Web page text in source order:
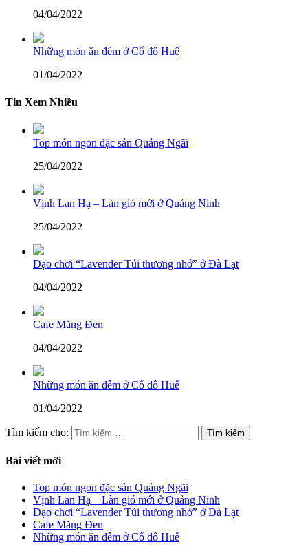
04/04/2022
Những món ăn đêm ở Cố đô Huế
01/04/2022
Tin Xem Nhiều
Top món ngon đặc sản Quảng Ngãi
25/04/2022
Vịnh Lan Hạ – Làn gió mới ở Quảng Ninh
25/04/2022
Dạo chơi “Lavender Túi thương nhớ” ở Đà Lạt
04/04/2022
Cafe Măng Đen
04/04/2022
Những món ăn đêm ở Cố đô Huế
01/04/2022
Tìm kiếm cho:
Bài viết mới
Top món ngon đặc sản Quảng Ngãi
Vịnh Lan Hạ – Làn gió mới ở Quảng Ninh
Dạo chơi “Lavender Túi thương nhớ” ở Đà Lạt
Cafe Măng Đen
Những món ăn đêm ở Cố đô Huế